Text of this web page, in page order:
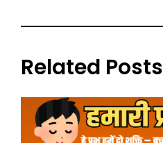
Related Posts